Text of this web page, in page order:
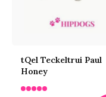
tQel Teckeltrui Paul
Honey